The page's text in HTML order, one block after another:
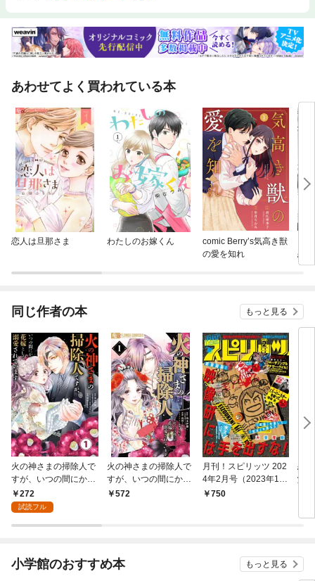
あわせてよく買われている本
恋人は旦那さま わたしのお嫁くん
comic Berry’s気高き獣
の愛を知れ
恋
い～
同じ作者の本 もっと見る
火の神さまの掃除人で
すが、いつの間にか花
嫁として溺愛されてい
ます【単話】（１）
272
試読フル
火の神さまの掃除人で
すが、いつの間にか花
嫁として溺愛されてい
572
月刊！スピリッツ 202
4年2月号（2023年12
月27日発売号）
750
恋
you
小学館のおすすめ本 もっと見る